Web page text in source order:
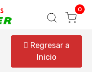
0
Regresar a
Inicio